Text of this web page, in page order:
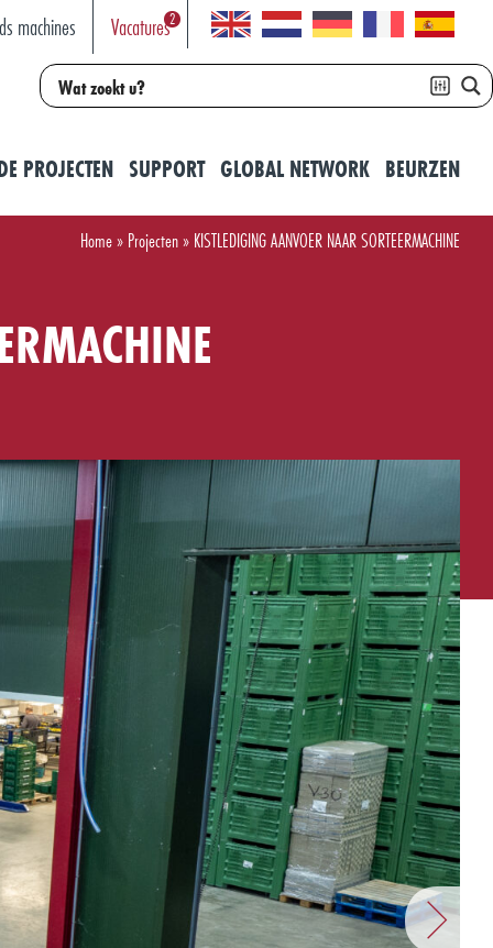
machines Vacatures2
PROJECTEN SUPPORT GLOBAL NETWORK BEURZEN
Home» Projecten» KISTLEDIGING AANVOER NAAR SORTEERMACHINE